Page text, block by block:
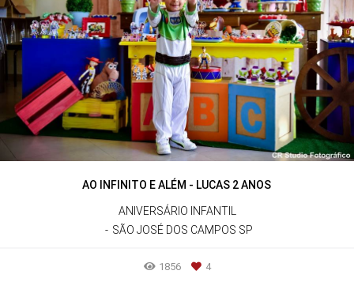
AO INFINITO E ALÉM - LUCAS 2 ANOS
ANIVERSÁRIO INFANTIL
SÃO JOSÉ DOS CAMPOS SP
1856 4